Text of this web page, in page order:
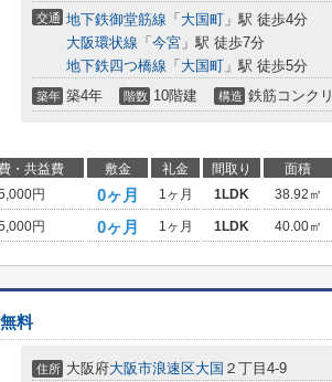
交通 地下鉄御堂筋線 「 大国町 」駅 徒歩4分
大阪環状線 「 今宮 」駅 徒歩7分
地下鉄四つ橋線 「 大国町 」駅 徒歩5分
築年 築4年 階数 10階建 構造 鉄筋コンク
・共益費 敷金 礼金 間取り 面積
円 0ヶ月 1ヶ月 1LDK 38.92㎡
円 0ヶ月 1ヶ月 1LDK 40.00㎡
料
住所 大阪府大阪市浪速区大国 ２丁目4-9